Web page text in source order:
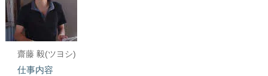
齋藤 毅(ツヨシ)
仕事内容